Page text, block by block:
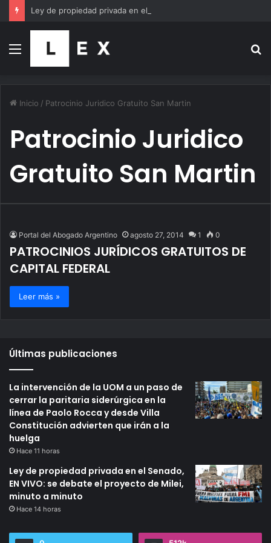
Menú
Inicio / Patrocinio Juridico Gratuito San Martin
Patrocinio Juridico
Gratuito San Martin
Portal del Abogado Argentino agosto 27, 2014 1 0
PATROCINIOS JURÍDICOS GRATUITOS DE
CAPITAL FEDERAL
Leer más »
Últimas publicaciones
La intervención de la UOM a un paso de
cerrar la paritaria siderúrgica en la
línea de Paolo Rocca y desde Villa
Constitución advierten que irán a la
huelga
Hace 11 horas
Ley de propiedad privada en el Senado,
EN VIVO: se debate el proyecto de Milei,
minuto a minuto
Hace 14 horas